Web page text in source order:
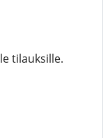
tilauksille.